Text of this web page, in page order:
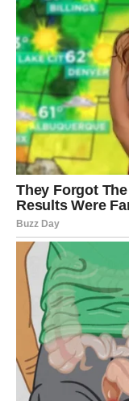
paukova, a to je
toga, nudi zaštitu
buha. Postavljanje
izuzetno je lak
Alternativni izbor
Čisto i ugodno
temelj!
Paprena metvica
Snažan miris
sredstvo za
različitih vrsta
Nevjerojatno,
dasci. Uskoro će
Češanj